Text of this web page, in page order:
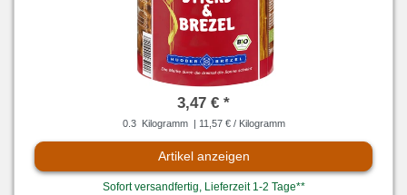
3,47 € *
0.3 Kilogramm | 11,57 € / Kilogramm
Artikel anzeigen
Sofort versandfertig, Lieferzeit 1-2 Tage**